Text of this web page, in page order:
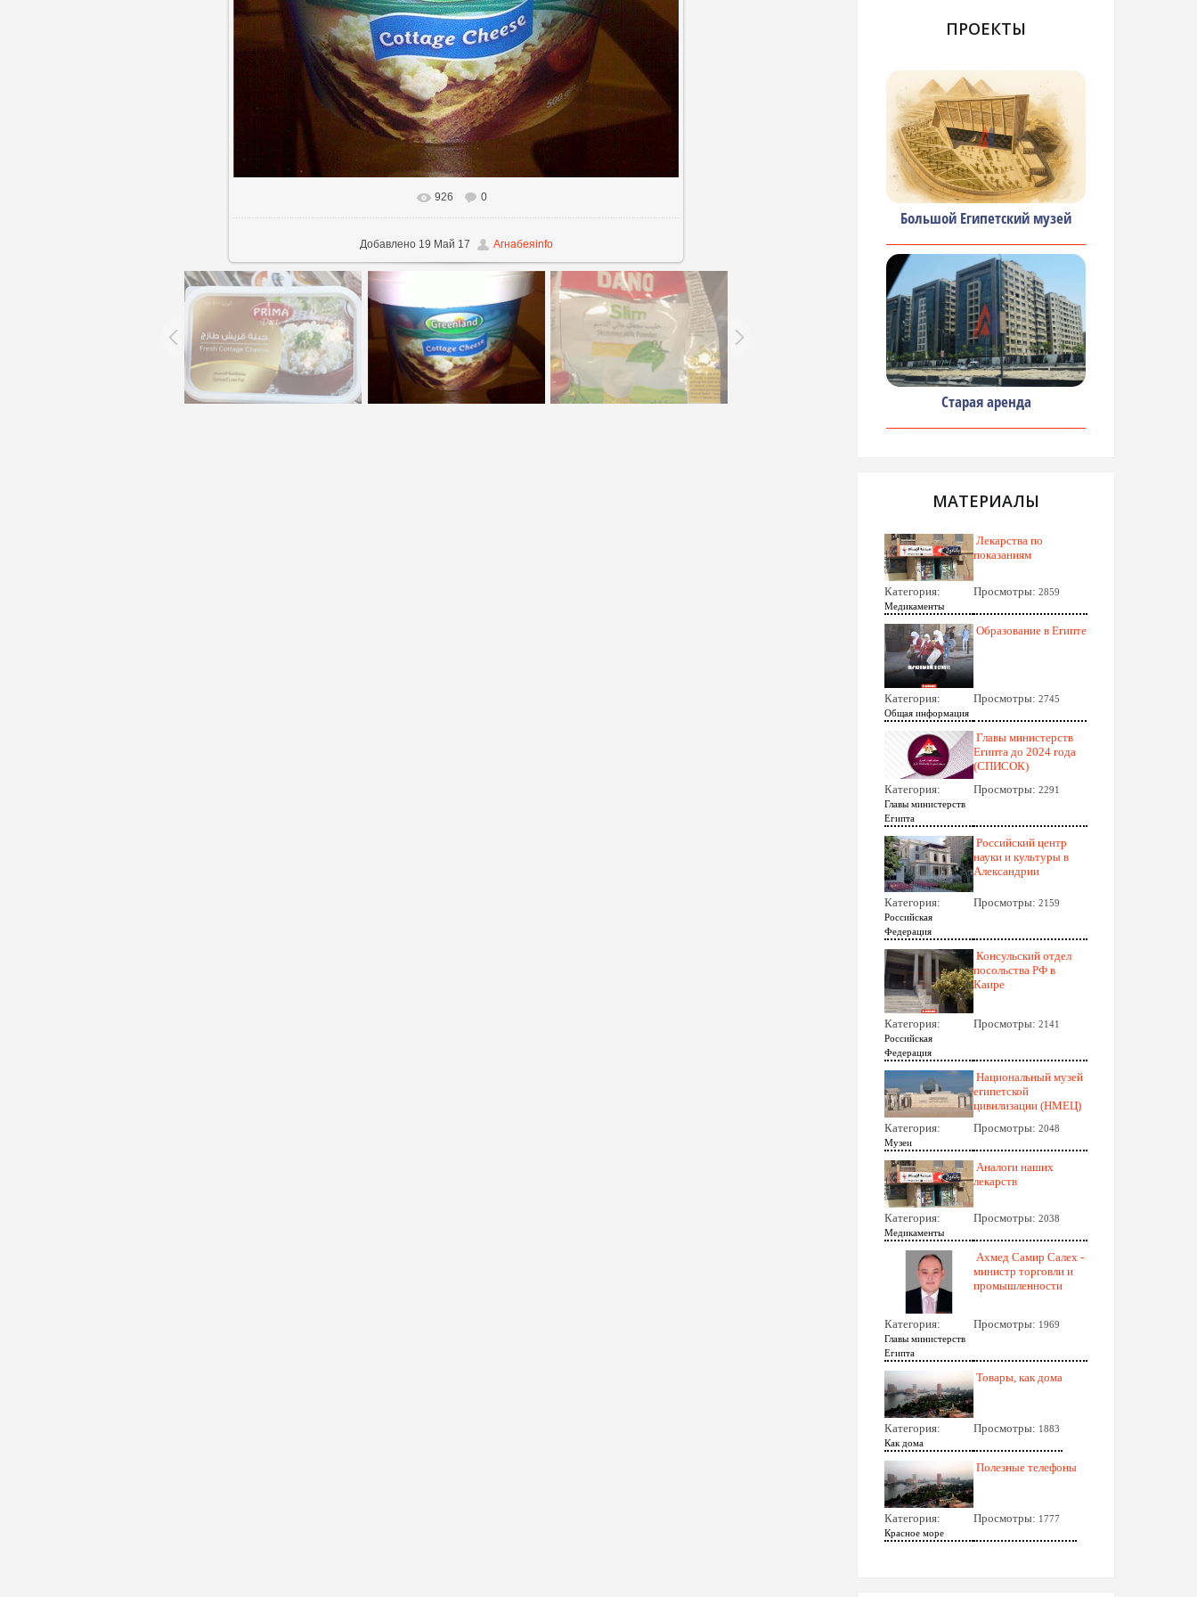
В реальном размере 640x480
926 0
Добавлено19 Май 17 Агнабеяinfo
ПРОЕКТЫ
Большой Египетский музей
Старая аренда
МАТЕРИАЛЫ
Лекарства по
показаниям
Категория:
Медикаменты
Просмотры: 2859
Образование в Египте
Категория:
Общая информация
Просмотры: 2745
Главы министерств
Египта до 2024 года
(СПИСОК)
Категория:
Главы министерств
Египта
Просмотры: 2291
Российский центр
науки и культуры в
Александрии
Категория:
Российская
Федерация
Просмотры: 2159
Консульский отдел
посольства РФ в
Каире
Категория:
Российская
Федерация
Просмотры: 2141
Национальный музей
египетской
цивилизации (НМЕЦ)
Категория:
Музеи
Просмотры: 2048
Аналоги наших
лекарств
Категория:
Медикаменты
Просмотры: 2038
Ахмед Самир Салех -
министр торговли и
промышленности
Категория:
Главы министерств
Египта
Просмотры: 1969
Товары, как дома
Категория:
Как дома
Просмотры: 1883
Полезные телефоны
Категория:
Красное море
Просмотры: 1777